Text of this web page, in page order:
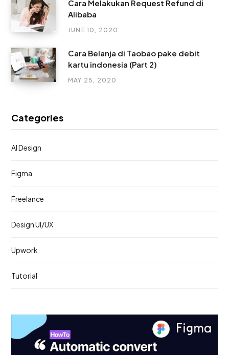
Cara Melakukan Request Refund di
Alibaba
JUNE 10, 2020
Cara Belanja di Taobao pake debit
kartu indonesia (Part 2)
MAY 25, 2020
Categories
AI Design
Figma
Freelance
Design UI/UX
Upwork
Tutorial